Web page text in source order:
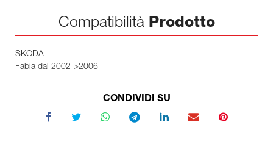
Compatibilità Prodotto
SKODA
Fabia dal 2002->2006
CONDIVIDI SU